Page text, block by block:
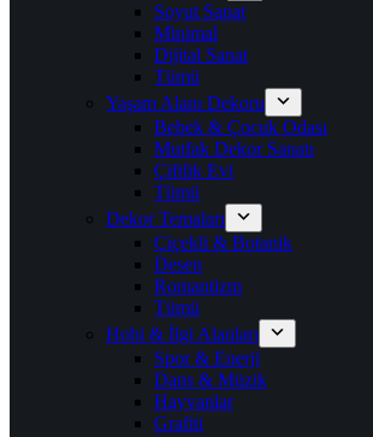
Soyut Sanat
Minimal
Dijital Sanat
Tümü
Yaşam Alanı Dekoru
Bebek & Çocuk Odası
Mutfak Dekor Sanatı
Çiftlik Evi
Tümü
Dekor Temaları
Çiçekli & Botanik
Desen
Romantizm
Tümü
Hobi & İlgi Alanları
Spor & Enerji
Dans & Müzik
Hayvanlar
Grafiti